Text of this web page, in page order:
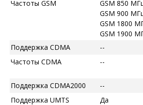
Частоты GSM
GSM 850
GSM 900
GSM 1800
GSM 1900
Поддержка CDMA
--
Частоты CDMA
--
Поддержка CDMA2000
--
Поддержка UMTS
Да